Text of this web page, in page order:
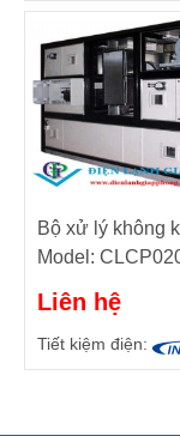
Bộ xử lý không
Model:
Liên hệ
Tiết kiệm điện: